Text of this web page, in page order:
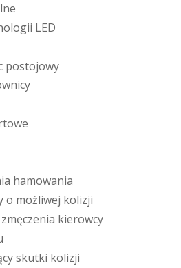
lne
ologii LED
postojowy
wnicy
towe
ia hamowania
o możliwej kolizji
zmęczenia kierowcy
cyskutki kolizji